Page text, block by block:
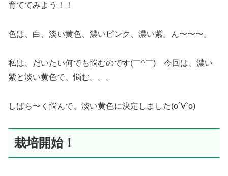
育ててみよう！！
色は、白、淡い黄色、濃いピンク、濃い紫。ん〜〜〜。
私は、だいたい何でも悩むのです(￣^￣)ゞ今回は、濃い
紫と淡い黄色で、悩む。。。
しばら〜く悩んで、淡い黄色に決定しました(о´∀`о)
栽培開始！